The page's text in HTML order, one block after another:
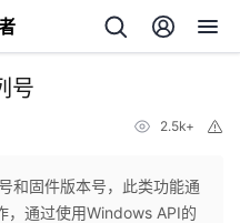
号
2.5k+
和固件版本号，此类功能通
，通过使用Windows API的